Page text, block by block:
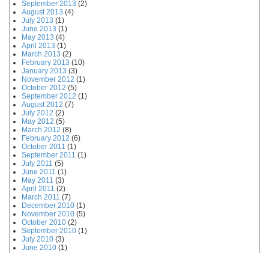
September 2013 (2)
August 2013 (4)
July 2013 (1)
June 2013 (1)
May 2013 (4)
April 2013 (1)
March 2013 (2)
February 2013 (10)
January 2013 (3)
November 2012 (1)
October 2012 (5)
September 2012 (1)
August 2012 (7)
July 2012 (2)
May 2012 (5)
March 2012 (8)
February 2012 (6)
October 2011 (1)
September 2011 (1)
July 2011 (5)
June 2011 (1)
May 2011 (3)
April 2011 (2)
March 2011 (7)
December 2010 (1)
November 2010 (5)
October 2010 (2)
September 2010 (1)
July 2010 (3)
June 2010 (1)